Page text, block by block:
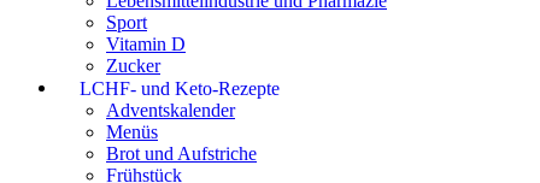
Sport
Vitamin D
Zucker
LCHF- und Keto-Rezepte
Adventskalender
Menüs
Brot und Aufstriche
Frühstück